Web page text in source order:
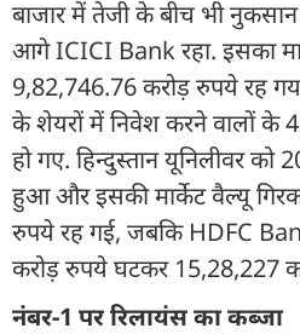
बाजार में तेजी के बीच भी
आगे ICICI Bank रहा. इसका
9,82,746.76 करोड़ रुपये रह
के शेयरों में निवेश करने वालों के
हो गए. हिन्दुस्तान यूनिलीवर को
हुआ और इसकी मार्केट वैल्यू
रुपये रह गई, जबकि HDFC
करोड़ रुपये घटकर 15,28,227
नंबर-1 पर रिलायंस का कब्जा